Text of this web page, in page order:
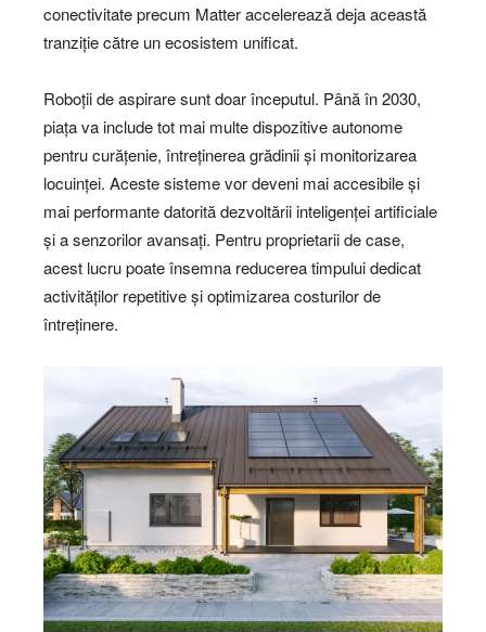
conectivitate precum Matter accelerează deja această
tranziție către un ecosistem unificat.
Roboții de aspirare sunt doar începutul. Până în 2030,
piața va include tot mai multe dispozitive autonome
pentru curățenie, întreținerea grădinii și monitorizarea
locuinței. Aceste sisteme vor deveni mai accesibile și
mai performante datorită dezvoltării inteligenței artificiale
și a senzorilor avansați. Pentru proprietarii de case,
acest lucru poate însemna reducerea timpului dedicat
activităților repetitive și optimizarea costurilor de
întreținere.